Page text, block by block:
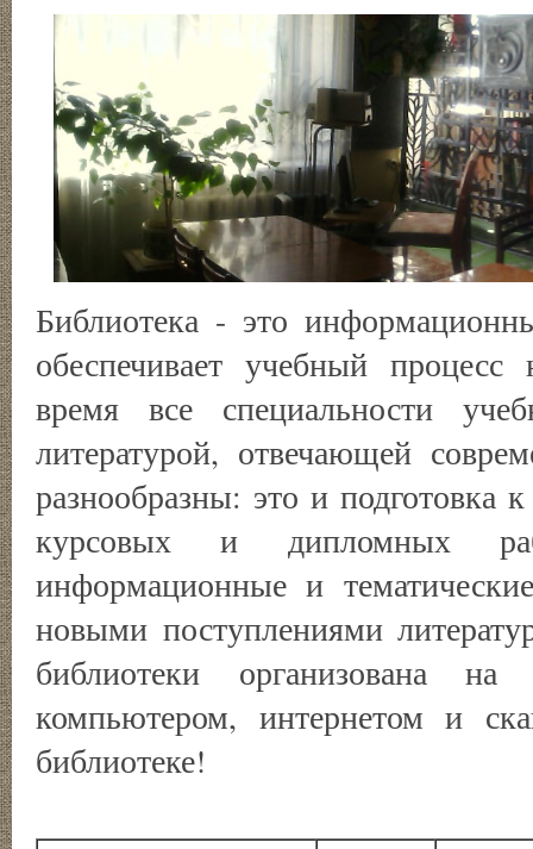
Библиотека - это
обеспечивает учебный
время все специальности
литературой, отвечающей
разнообразны: это и подготовка
курсовых и дипломных
информационные и
новыми поступлениями
библиотеки организована
компьютером, интернетом и
библиотеке!